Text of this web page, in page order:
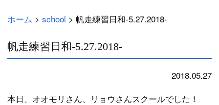
ホーム > school > 帆走練習日和-5.27.2018-
帆走練習日和-5.27.2018-
2018.05.27
本日、オオモリさん、リョウさんスクールでした！